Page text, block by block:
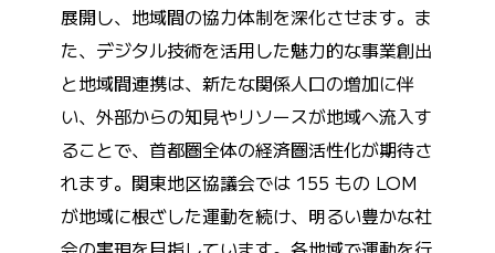
展開し、地域間の協力体制を深化させます。ま
た、デジタル技術を活用した魅力的な事業創出
と地域間連携は、新たな関係人口の増加に伴
い、外部からの知見やリソースが地域へ流入す
ることで、首都圏全体の経済圏活性化が期待さ
れます。関東地区協議会では 155 もの LOM
が地域に根ざした運動を続け、明るい豊かな社